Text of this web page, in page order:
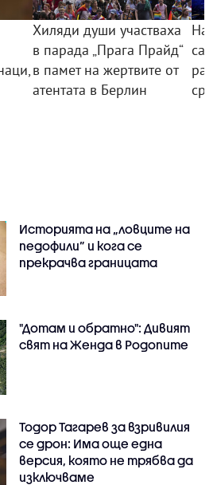
Хиляди души участваха
в парада „Прага Прайд“
в памет на жертвите от
атентата в Берлин
са
Историята на „ловците на
педофили” и кога се
прекрачва границата
"Дотам и обратно": Дивият
свят на Женда в Родопите
Тодор Тагарев за взривилия
се дрон: Има още една
версия, която не трябва да
изключваме